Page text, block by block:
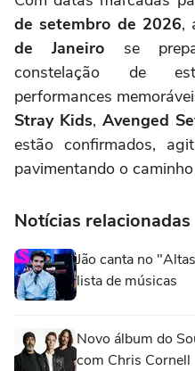
de setembro de 2026,
de Janeiro se
constelação de
performances
Stray Kids,Avenged
estão confirmados,
pavimentando o
Notícias relacionadas
Jão canta no
lista de músicas
Novo álbum do
com Chris Cornell